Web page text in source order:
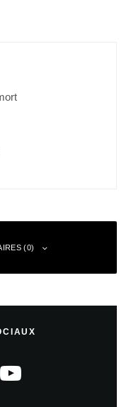
(0)
au démon je trouve ça
ou même Angel